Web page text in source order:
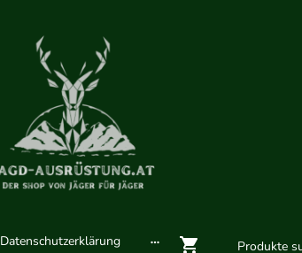
Datenschutzerklärung